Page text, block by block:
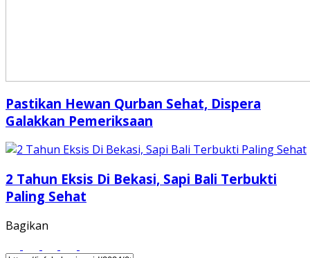
Pastikan Hewan Qurban Sehat, Dispera
Galakkan Pemeriksaan
2 Tahun Eksis Di Bekasi, Sapi Bali Terbukti
Paling Sehat
Bagikan